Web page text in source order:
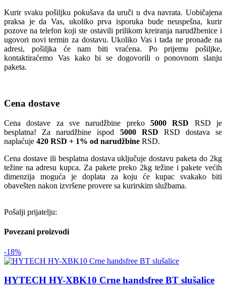
Kurir svaku pošiljku pokušava da uruči u dva navrata. Uobičajena
praksa je da Vas, ukoliko prva isporuka bude neuspešna, kurir
pozove na telefon koji ste ostavili prilikom kreiranja narudžbenice i
ugovori novi termin za dostavu. Ukoliko Vas i tada ne pronađe na
adresi, pošiljka će nam biti vraćena. Po prijemu pošiljke,
kontaktiraćemo Vas kako bi se dogovorili o ponovnom slanju
paketa.
Cena dostave
Cena dostave za sve narudžbine preko 5000 RSD RSD je
besplatna! Za narudžbine ispod 5000 RSD RSD dostava se
naplaćuje 420 RSD + 1% od narudžbine RSD.
Cena dostave ili besplatna dostava uključuje dostavu paketa do 2kg
težine na adresu kupca. Za pakete preko 2kg težine i pakete većih
dimenzija moguća je doplata za koju će kupac svakako biti
obavešten nakon izvršene provere sa kurirskim službama.
Pošalji prijatelju:
Povezani proizvodi
-18%
HYTECH HY-XBK10 Crne handsfree BT slušalice